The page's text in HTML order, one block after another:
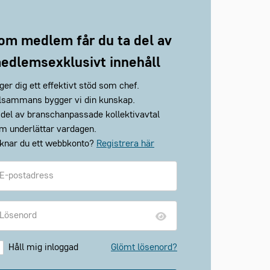
medlem får du ta del av
innehåll
dig ett effektivt stöd som chef.
bygger vi din kunskap.
del av branschanpassade kollektivavtal
underlättar vardagen.
du ett webbkonto? Registrera här
Håll mig inloggad Glömt lösenord?